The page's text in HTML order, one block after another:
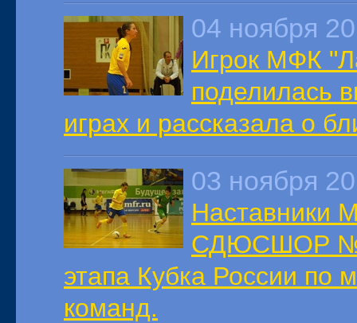
04 ноября
Игрок МФК
поделилась
играх и рассказала о
03 ноября
Наставники
СДЮСШОР
этапа Кубка России по
команд.